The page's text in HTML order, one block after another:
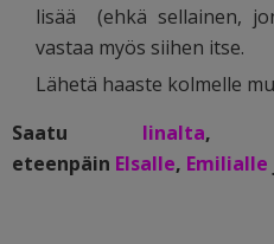
lisää (ehkä sellainen,
vastaa myös siihen itse.
Lähetä haaste kolmelle
Saatu
Iinalta,
eteenpäin Elsalle, Emilialle